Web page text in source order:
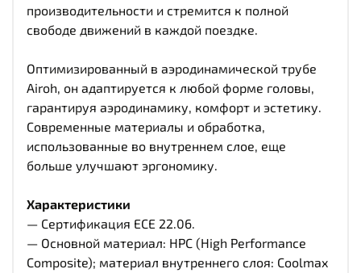
производительности и стремится к полной
свободе движений в каждой поездке.
Оптимизированный в аэродинамической трубе
Airoh, он адаптируется к любой форме головы,
гарантируя аэродинамику, комфорт и эстетику.
Современные материалы и обработка,
использованные во внутреннем слое, еще
больше улучшают эргономику.
Характеристики
— Сертификация ECE 22.06.
— Основной материал: HPC (High Performance
Composite); материал внутреннего слоя: Coolmax